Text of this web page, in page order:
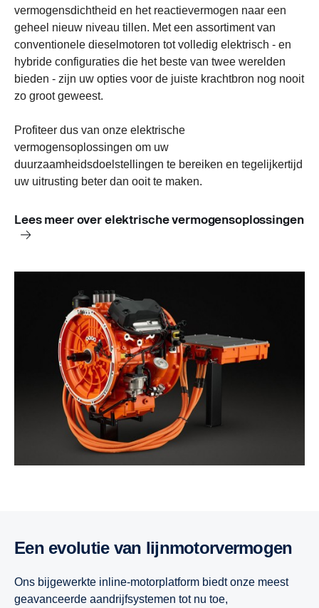
vermogensdichtheid en het reactievermogen naar een
geheel nieuw niveau tillen. Met een assortiment van
conventionele dieselmotoren tot volledig elektrisch - en
hybride configuraties die het beste van twee werelden
bieden - zijn uw opties voor de juiste krachtbron nog nooit
zo groot geweest.
Profiteer dus van onze elektrische
vermogensoplossingen om uw
duurzaamheidsdoelstellingen te bereiken en tegelijkertijd
uw uitrusting beter dan ooit te maken.
Lees meer over elektrische vermogensoplossingen
Een evolutie van lijnmotorvermogen
Ons bijgewerkte inline-motorplatform biedt onze meest
geavanceerde aandrijfsystemen tot nu toe,